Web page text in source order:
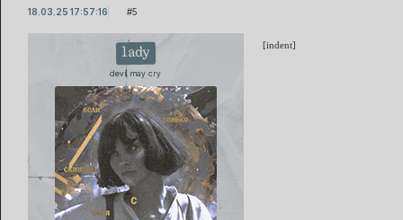
5
18.03.25 17:57:16
lady
devil may cry
[indent]